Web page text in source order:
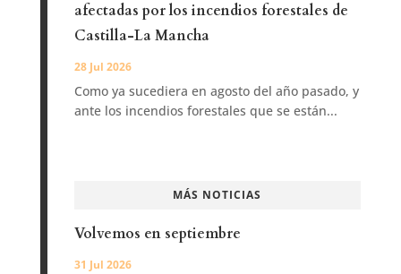
afectadas por los incendios forestales de
Castilla-La Mancha
28 Jul 2026
Como ya sucediera en agosto del año pasado, y
ante los incendios forestales que se están...
MÁS NOTICIAS
Volvemos en septiembre
31 Jul 2026